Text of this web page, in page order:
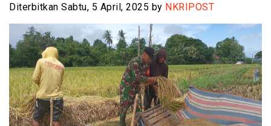
Diterbitkan Sabtu, 5 April, 2025 by NKRIPOST